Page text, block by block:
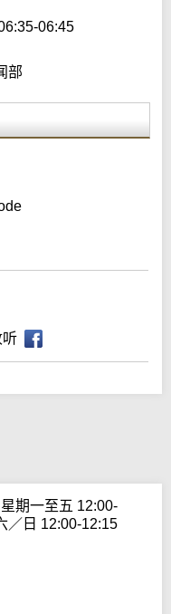
06:45
部
听
期一至五 12:00-
／日 12:00-12:15